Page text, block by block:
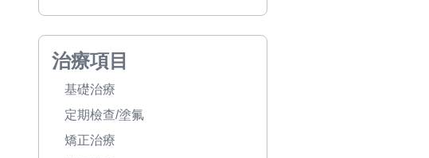
治療項目
基礎治療
定期檢查/塗氟
矯正治療